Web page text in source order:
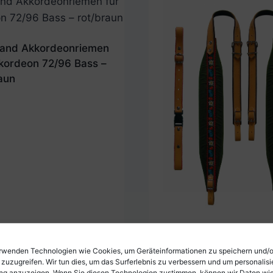
Technologien wie Cookies, um Geräteinformationen zu speichern und/
Wir tun dies, um das Surferlebnis zu verbessern und um
Akkordeonriemen
72/96 Bass –
80-96 Bässe